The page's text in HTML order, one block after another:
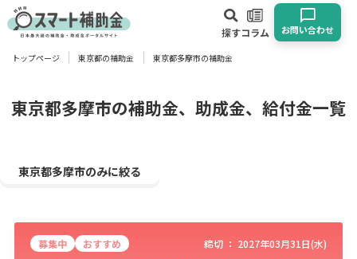
探すコラム お問い合わせ
対象
トップページ 東京都の補助金 東京都多摩市の補助金
東京都多摩市の補助金、助成金、給付金一覧
東京都多摩市のみに絞る
募集中 おすすめ 締切 ： 2027年03月31日(水)